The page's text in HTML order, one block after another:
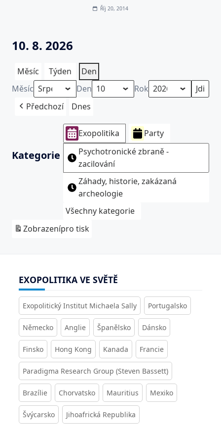
Říj 20, 2014
10. 8. 2026
Měsíc Týden
Den
Měsíc
Den
Rok
Předchozí
Dnes
Kategorie
Exopolitika
Party
Psychotronické zbraně -
zacilování
Záhady, historie, zakázaná
archeologie
Všechny kategorie
Zobrazenípro tisk
EXOPOLITIKA VE SVĚTĚ
Exopolitický Institut Michaela Sally Portugalsko
Německo Anglie Španělsko Dánsko
Finsko Hong Kong Kanada Francie
Paradigma Research Group (Steven Bassett)
Brazílie Chorvatsko Mauritius Mexiko
Švýcarsko Jihoafrická Republika